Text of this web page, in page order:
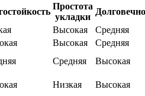
Простота
укладки
Высокая
Средняя
Высокая
Средняя
Средняя
Высокая
Низкая Высокая